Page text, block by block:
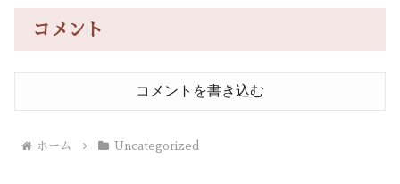
コメント
コメントを書き込む
ホーム Uncategorized